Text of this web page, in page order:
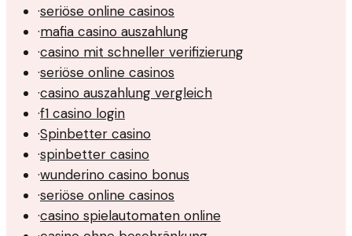
·seriöse online casinos
·mafia casino auszahlung
·casino mit schneller verifizierung
·seriöse online casinos
·casino auszahlung vergleich
·f1 casino login
·Spinbetter casino
·spinbetter casino
·wunderino casino bonus
·seriöse online casinos
·casino spielautomaten online